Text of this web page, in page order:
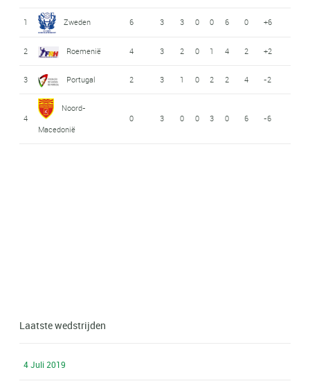
1 Zweden 6 3 3 0 0 6 0 +6
2 Roemenië 4 3 2 0 1 4 2 +2
3 Portugal 2 3 1 0 2 2 4 -2
4
Noord-
Macedonië
0 3 0 0 3 0 6 -6
Laatste wedstrijden
4 Juli 2019